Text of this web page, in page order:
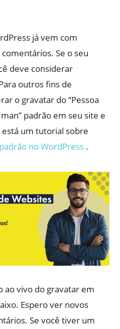
já vem com
Se o seu
deve considerar
outros fins de
o gravatar do “Pessoa
padrão em seu site e
um tutorial sobre
no WordPress .
ao vivo do gravatar em
Espero ver novos
Se você tiver um